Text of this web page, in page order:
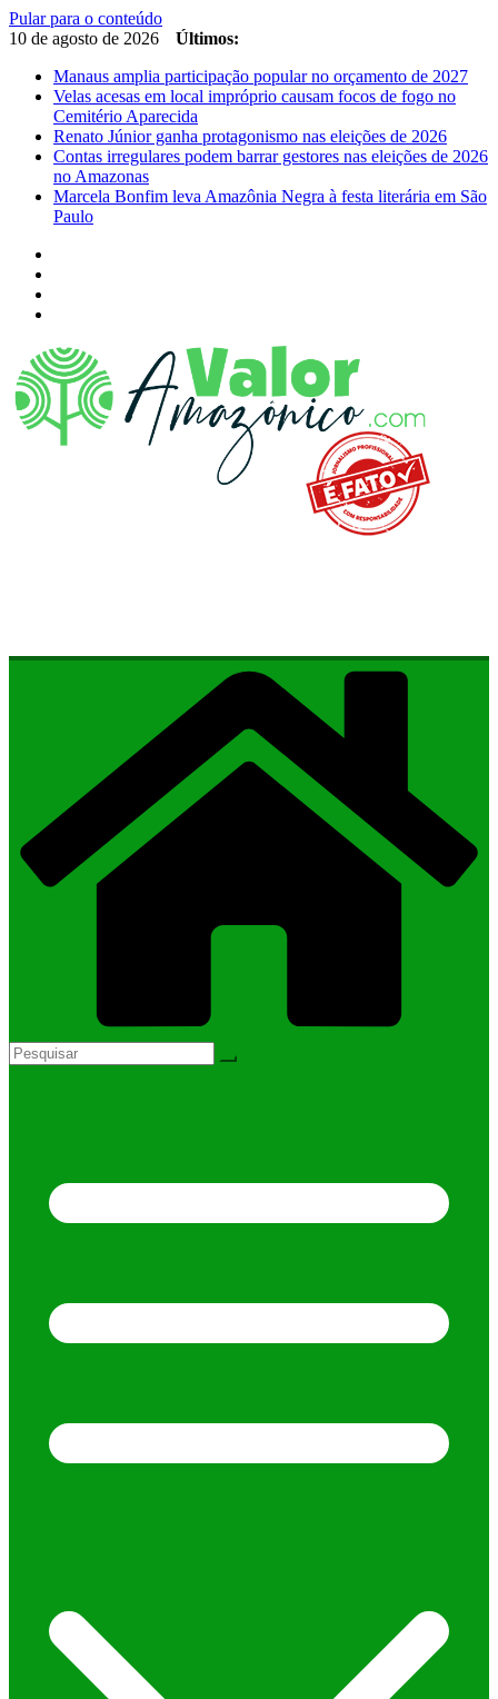
Pular para o conteúdo
10 de agosto de 2026
Últimos:
Manaus amplia participação popular no orçamento de 2027
Velas acesas em local impróprio causam focos de fogo no
Cemitério Aparecida
Renato Júnior ganha protagonismo nas eleições de 2026
Contas irregulares podem barrar gestores nas eleições de 2026
no Amazonas
Marcela Bonfim leva Amazônia Negra à festa literária em São
Paulo